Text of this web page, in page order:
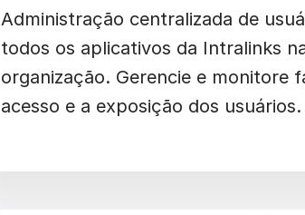
Administração centralizada de
todos os aplicativos da Intralinks
organização. Gerencie e monitore
acesso e a exposição dos usuários.